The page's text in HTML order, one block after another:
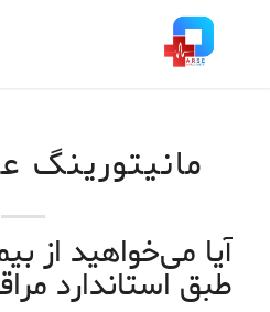
مانیتورینگ
آیا می‌خواهید از
طبق استاندارد